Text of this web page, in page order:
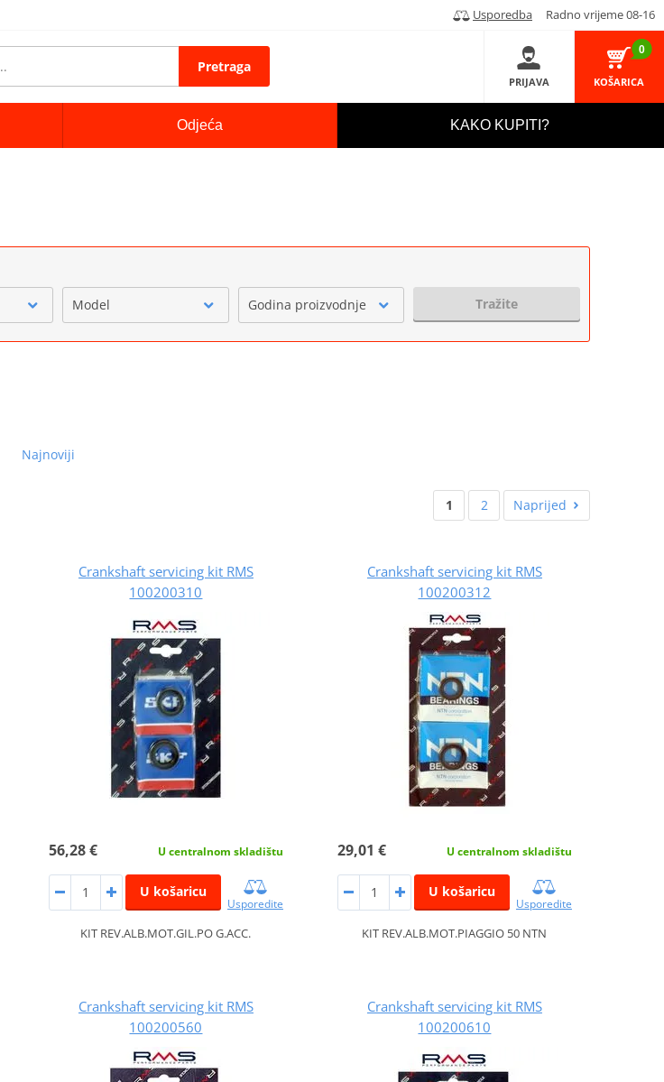
Usporedba Radno vrijeme 08-16
Pretraga
PRIJAVA
0
KOŠARICA
Odjeća KAKO KUPITI?
Model Godina proizvodnje Tražite
Najnoviji
1 2 Naprijed
Crankshaft servicing kit RMS
100200310
56,28 € U centralnom skladištu
U košaricu
Usporedite
KIT REV.ALB.MOT.GIL.PO G.ACC.
Crankshaft servicing kit RMS
100200312
29,01 € U centralnom skladištu
U košaricu
Usporedite
KIT REV.ALB.MOT.PIAGGIO 50 NTN
Crankshaft servicing kit RMS
100200560
Crankshaft servicing kit RMS
100200610